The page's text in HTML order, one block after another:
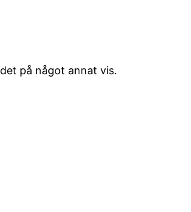
på något annat vis.